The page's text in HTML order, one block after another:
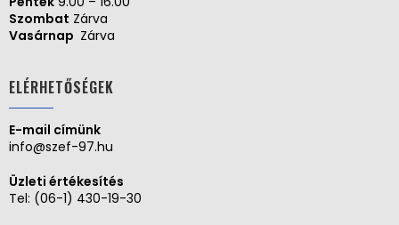
Szombat Zárva
Vasárnap Zárva
ELÉRHETŐSÉGEK
E-mail címünk
info@szef-97.hu
Üzleti értékesítés
Tel: (06-1) 430-19-30